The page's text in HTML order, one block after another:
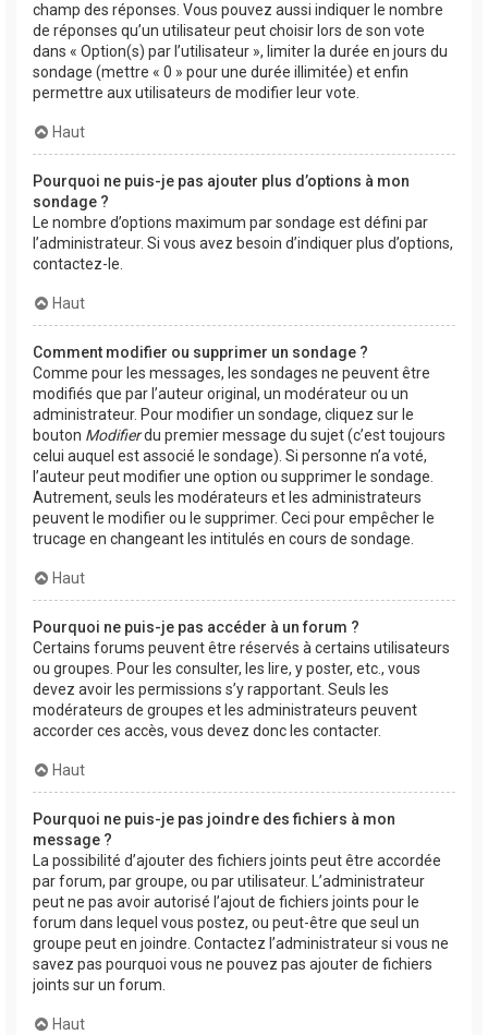
champ des réponses. Vous pouvez aussi indiquer le nombre
de réponses qu’un utilisateur peut choisir lors de son vote
dans « Option(s) par l’utilisateur », limiter la durée en jours du
sondage (mettre « 0 » pour une durée illimitée) et enfin
permettre aux utilisateurs de modifier leur vote.
Haut
Pourquoi ne puis-je pas ajouter plus d’options à mon
sondage ?
Le nombre d’options maximum par sondage est défini par
l’administrateur. Si vous avez besoin d’indiquer plus d’options,
contactez-le.
Haut
Comment modifier ou supprimer un sondage ?
Comme pour les messages, les sondages ne peuvent être
modifiés que par l’auteur original, un modérateur ou un
administrateur. Pour modifier un sondage, cliquez sur le
bouton Modifierdu premier message du sujet (c’est toujours
celui auquel est associé le sondage). Si personne n’a voté,
l’auteur peut modifier une option ou supprimer le sondage.
Autrement, seuls les modérateurs et les administrateurs
peuvent le modifier ou le supprimer. Ceci pour empêcher le
trucage en changeant les intitulés en cours de sondage.
Haut
Pourquoi ne puis-je pas accéder à un forum ?
Certains forums peuvent être réservés à certains utilisateurs
ou groupes. Pour les consulter, les lire, y poster, etc., vous
devez avoir les permissions s’y rapportant. Seuls les
modérateurs de groupes et les administrateurs peuvent
accorder ces accès, vous devez donc les contacter.
Haut
Pourquoi ne puis-je pas joindre des fichiers à mon
message ?
La possibilité d’ajouter des fichiers joints peut être accordée
par forum, par groupe, ou par utilisateur. L’administrateur
peut ne pas avoir autorisé l’ajout de fichiers joints pour le
forum dans lequel vous postez, ou peut-être que seul un
groupe peut en joindre. Contactez l’administrateur si vous ne
savez pas pourquoi vous ne pouvez pas ajouter de fichiers
joints sur un forum.
Haut